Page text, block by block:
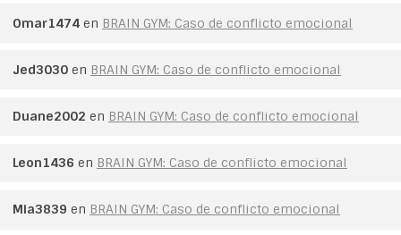
Omar1474 en BRAIN GYM: Caso de conflicto emocional
Jed3030 en BRAIN GYM: Caso de conflicto emocional
Duane2002 en BRAIN GYM: Caso de conflicto emocional
Leon1436 en BRAIN GYM: Caso de conflicto emocional
Mia3839 en BRAIN GYM: Caso de conflicto emocional